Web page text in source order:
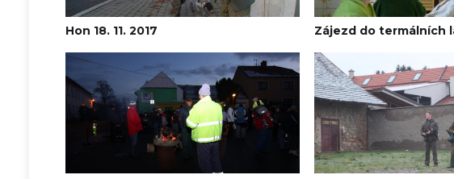
Hon 18. 11. 2017 Zájezd do termálních